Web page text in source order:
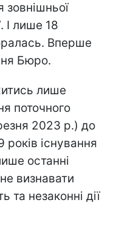
зовнішньої
І лише 18
Вперше
Бюро.
лише
поточного
2023 р.) до
років існування
останні
визнавати
та незаконні дії